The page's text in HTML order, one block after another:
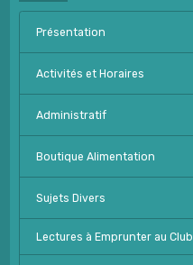
Présentation
Activités et Horaires
Administratif
Boutique Alimentation
Sujets Divers
Lectures à Emprunter au Club